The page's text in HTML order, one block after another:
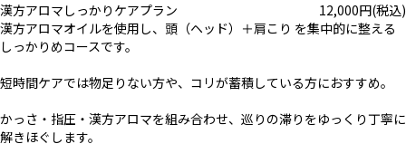
漢方アロマしっかりケアプラン
12,000円(税込)
漢方アロマオイルを使用し、頭（ヘッド）＋肩こり を集中的に整える
しっかりめコースです。
短時間ケアでは物足りない方や、コリが蓄積している方におすすめ。
かっさ・指圧・漢方アロマを組み合わせ、巡りの滞りをゆっくり丁寧に
解きほぐします。